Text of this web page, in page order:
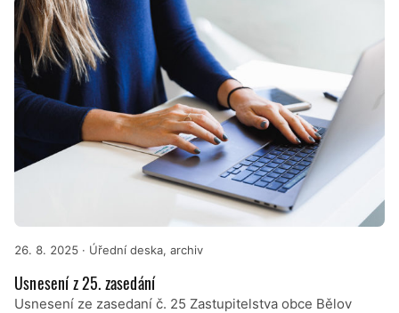
26. 8. 2025 · Úřední deska, archiv
Usnesení z 25. zasedání
Usnesení ze zasedaní č. 25 Zastupitelstva obce Bělov